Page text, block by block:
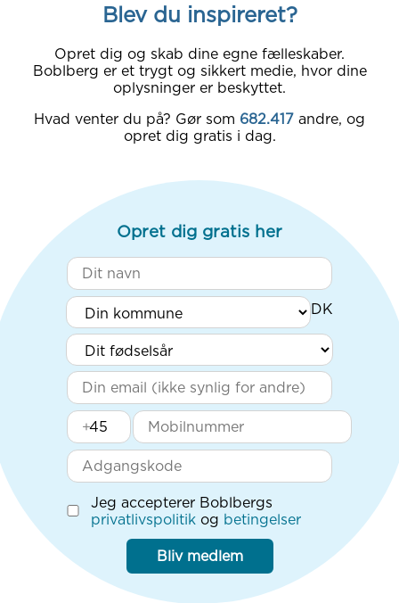
Blev du inspireret?
Opret dig og skab dine egne fælleskaber.
Boblberg er et trygt og sikkert medie, hvor dine
oplysninger er beskyttet.
Hvad venter du på? Gør som 682.417 andre, og
opret dig gratis i dag.
Opret dig gratis her
+
Jeg accepterer Boblbergs
privatlivspolitik og betingelser
Bliv medlem